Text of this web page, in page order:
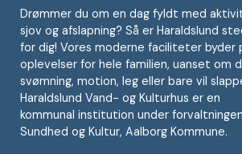
Drømmer du om en dag fyldt med
sjov og afslapning? Så er Haraldslund
for dig! Vores moderne faciliteter byder
oplevelser for hele familien, uanset om
svømning, motion, leg eller bare vil
Haraldslund Vand- og Kulturhus er en
kommunal institution under forvaltningen
Sundhed og Kultur, Aalborg Kommune.